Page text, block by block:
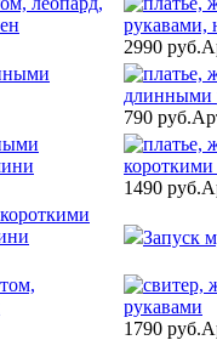
2990 руб.
790 руб.
1490 руб.
Запуск
1790 руб.